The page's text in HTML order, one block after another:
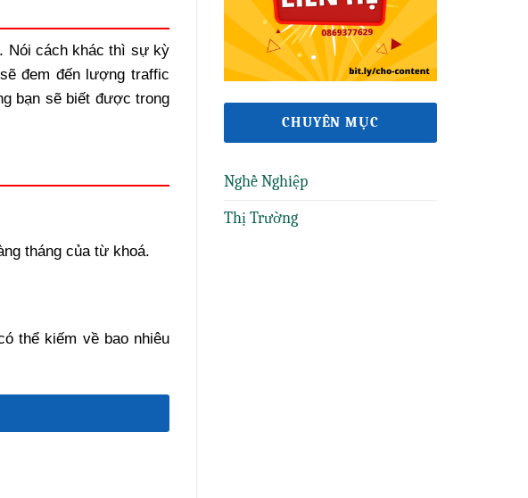
Nói cách khác thì sự kỳ
đem đến lượng traffic
bạn sẽ biết được trong
tháng của từ khoá.
thể kiếm về bao nhiêu
CHUYÊN MỤC
Nghề Nghiệp
Thị Trường